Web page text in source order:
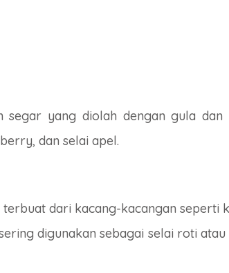
yang diolah dengan gula dan
dan selai apel.
dari kacang-kacangan seperti
digunakan sebagai selai roti atau